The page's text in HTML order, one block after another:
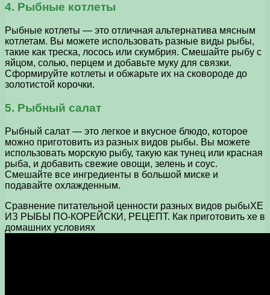
4. Рыбные котлеты
Рыбные котлеты — это отличная альтернатива мясным
котлетам. Вы можете использовать разные виды рыбы,
такие как треска, лосось или скумбрия. Смешайте рыбу с
яйцом, солью, перцем и добавьте муку для связки.
Сформируйте котлеты и обжарьте их на сковороде до
золотистой корочки.
5. Рыбный салат
Рыбный салат — это легкое и вкусное блюдо, которое
можно приготовить из разных видов рыбы. Вы можете
использовать морскую рыбу, такую как тунец или красная
рыба, и добавить свежие овощи, зелень и соус.
Смешайте все ингредиенты в большой миске и
подавайте охлажденным.
Сравнение питательной ценности разных видов рыбыХЕ
ИЗ РЫБЫ ПО-КОРЕЙСКИ, РЕЦЕПТ. Как приготовить хе в
домашних условиях